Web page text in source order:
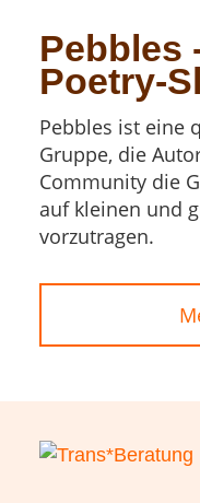
Pebbles
Poetry-
Pebbles ist eine
Gruppe, die
Community die
auf kleinen und
vorzutragen.